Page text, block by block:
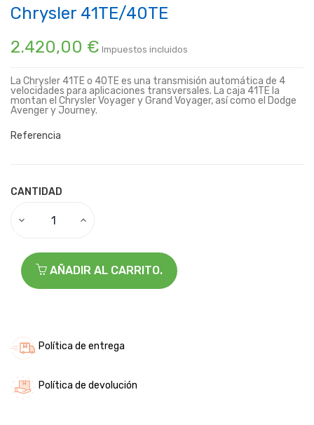
Chrysler 41TE/40TE
2.420,00 € Impuestos incluidos
La Chrysler 41TE o 40TE es una transmisión automática de 4
velocidades para aplicaciones transversales. La caja 41TE la
montan el Chrysler Voyager y Grand Voyager, así como el Dodge
Avenger y Journey.
Referencia
CANTIDAD
AÑADIR AL CARRITO.
Política de entrega
Política de devolución